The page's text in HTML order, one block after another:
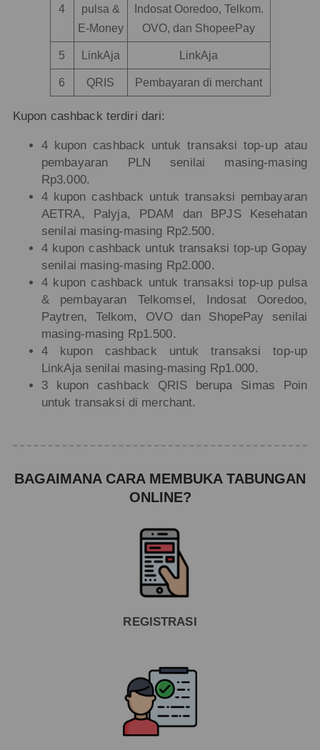
4
pulsa &
E-Money
Indosat Ooredoo, Telkom.
OVO, dan ShopeePay
5 LinkAja LinkAja
6 QRIS Pembayaran di merchant
Kupon cashback terdiri dari:
4 kupon cashback untuk transaksi top-up atau
pembayaran PLN senilai masing-masing
Rp3.000.
4 kupon cashback untuk transaksi pembayaran
AETRA, Palyja, PDAM dan BPJS Kesehatan
senilai masing-masing Rp2.500.
4 kupon cashback untuk transaksi top-up Gopay
senilai masing-masing Rp2.000.
4 kupon cashback untuk transaksi top-up pulsa
& pembayaran Telkomsel, Indosat Ooredoo,
Paytren, Telkom, OVO dan ShopePay senilai
masing-masing Rp1.500.
4 kupon cashback untuk transaksi top-up
LinkAja senilai masing-masing Rp1.000.
3 kupon cashback QRIS berupa Simas Poin
untuk transaksi di merchant.
BAGAIMANA CARA MEMBUKA TABUNGAN
ONLINE?
REGISTRASI